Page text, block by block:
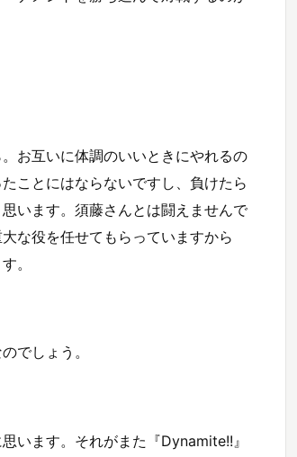
お互いに体調のいいときにやれるの
ことにはならないですし、負けたら
います。須藤さんとは闘えませんで
な役を任せてもらっていますから
。
でしょう。
います。それがまた『Dynamite!!』